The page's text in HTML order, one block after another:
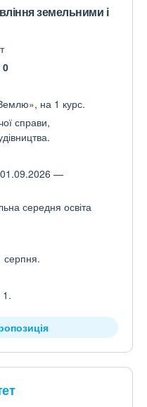
земельними і
0
на 1 курс.
справи,
—
середня освіта
1.